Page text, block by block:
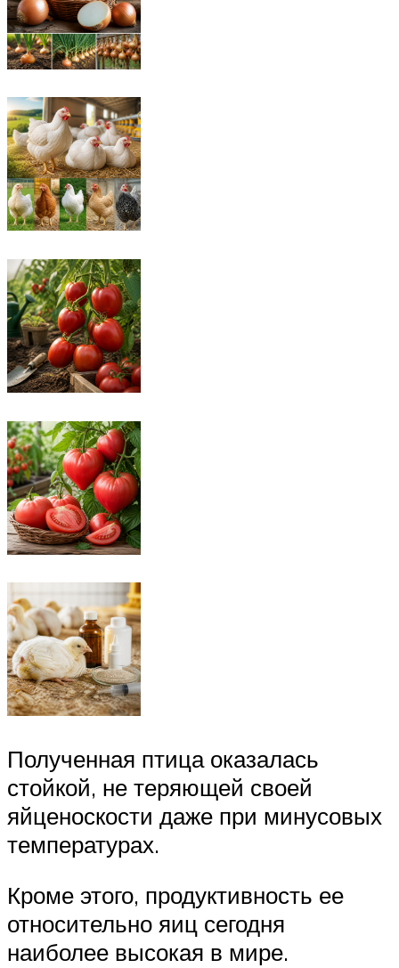
Полученная птица оказалась
стойкой, не теряющей своей
яйценоскости даже при минусовых
температурах.
Кроме этого, продуктивность ее
относительно яиц сегодня
наиболее высокая в мире.